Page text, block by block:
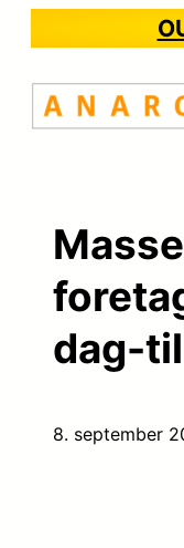
indhold
dag-
8. september